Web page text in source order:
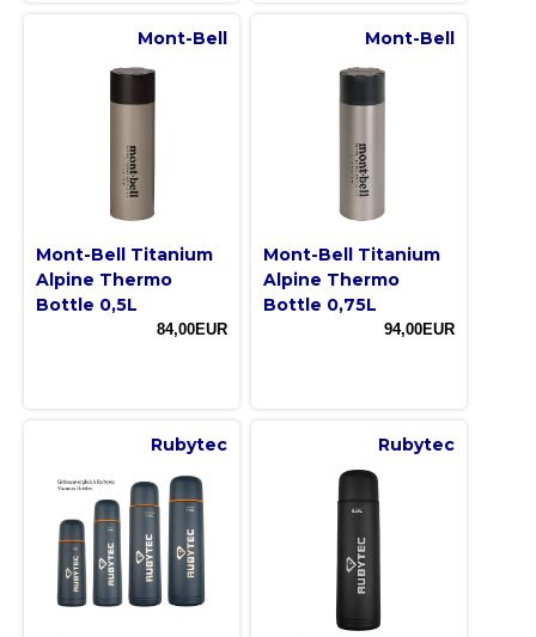
Mont-Bell
Mont-Bell Titanium
Alpine Thermo
Bottle 0,5L
84,00EUR
Mont-Bell
Mont-Bell Titanium
Alpine Thermo
Bottle 0,75L
94,00EUR
Rubytec Rubytec